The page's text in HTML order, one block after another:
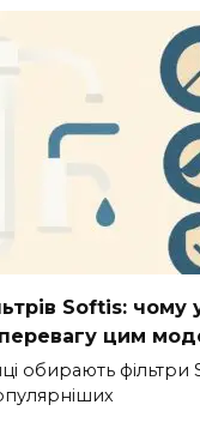
Softis: чому
цим
обирають фільтри